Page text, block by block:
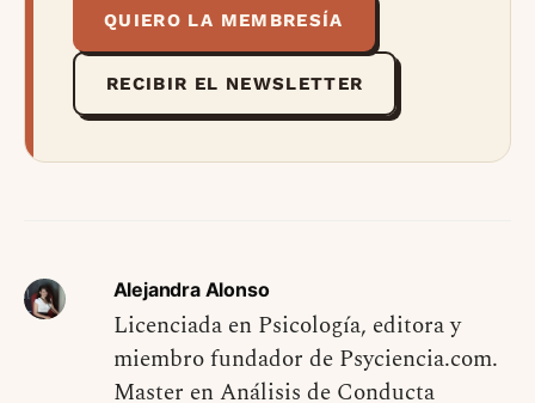
QUIERO LA MEMBRESÍA
RECIBIR EL NEWSLETTER
Alejandra Alonso
Licenciada en Psicología, editora y
miembro fundador de Psyciencia.com.
Master en Análisis de Conducta